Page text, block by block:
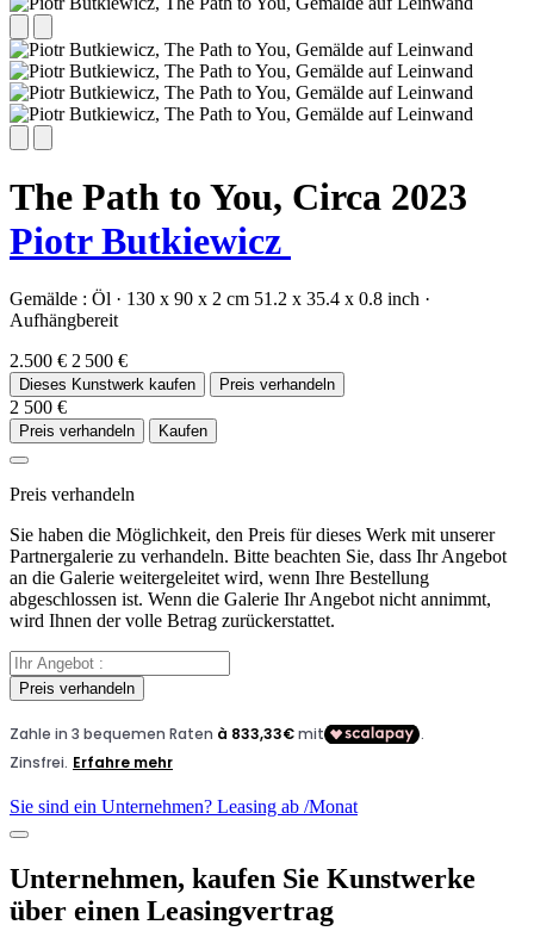
The Path to You, Circa 2023
Piotr Butkiewicz
Gemälde : Öl · 130 x 90 x 2 cm 51.2 x 35.4 x 0.8 inch ·
Aufhängbereit
2.500 € 2 500 €
Dieses Kunstwerk kaufen Preis verhandeln
2 500 €
Preis verhandeln Kaufen
Preis verhandeln
Sie haben die Möglichkeit, den Preis für dieses Werk mit unserer
Partnergalerie zu verhandeln. Bitte beachten Sie, dass Ihr Angebot
an die Galerie weitergeleitet wird, wenn Ihre Bestellung
abgeschlossen ist. Wenn die Galerie Ihr Angebot nicht annimmt,
wird Ihnen der volle Betrag zurückerstattet.
Preis verhandeln
Sie sind ein Unternehmen? Leasing ab /Monat
Unternehmen, kaufen Sie Kunstwerke
über einen Leasingvertrag